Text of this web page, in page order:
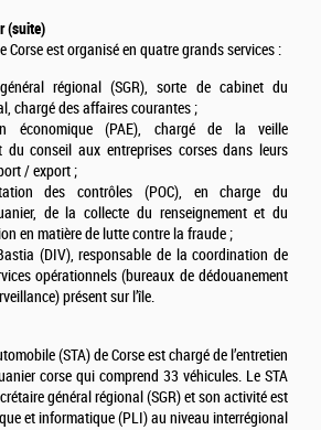
(suite)
Corse est organisé en quatre grands services :
régional (SGR), sorte de cabinet du
chargé des affaires courantes ;
économique (PAE), chargé de la veille
du conseil aux entreprises corses dans leurs
/ export ;
des contrôles (POC), en charge du
de la collecte du renseignement et du
en matière de lutte contre la fraude ;
(DIV), responsable de la coordination de
opérationnels (bureaux de dédouanement
présent sur l’île.
(STA) de Corse est chargé de l’entretien
corse qui comprend 33 véhicules. Le STA
général régional (SGR) et son activité est
et informatique (PLI) au niveau interrégional